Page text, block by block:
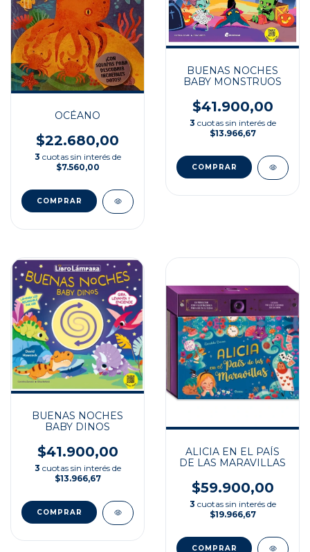
OCÉANO
$22.680,00
3 cuotas sin interés de
$7.560,00
BUENAS NOCHES
BABY MONSTRUOS
$41.900,00
3 cuotas sin interés de
$13.966,67
BUENAS NOCHES
BABY DINOS
$41.900,00
3 cuotas sin interés de
$13.966,67
ALICIA EN EL PAÍS
DE LAS MARAVILLAS
$59.900,00
3 cuotas sin interés de
$19.966,67